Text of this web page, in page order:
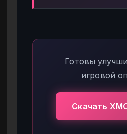
Готовы
игровой
Скачать